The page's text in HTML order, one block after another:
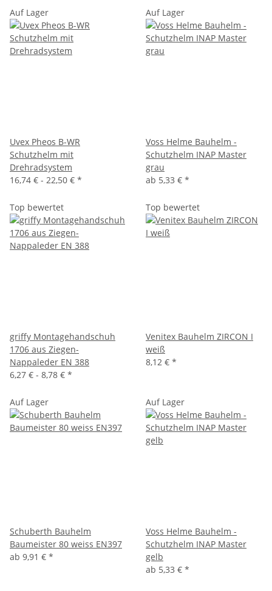
Auf Lager
Uvex Pheos B-WR
Schutzhelm mit
Drehradsystem
16,74 € - 22,50 € *
Auf Lager
Voss Helme Bauhelm -
Schutzhelm INAP Master
grau
ab 5,33 € *
Top bewertet
griffy Montagehandschuh
1706 aus Ziegen-
Nappaleder EN 388
6,27 € - 8,78 € *
Top bewertet
Venitex Bauhelm ZIRCON I
weiß
8,12 € *
Auf Lager
Schuberth Bauhelm
Baumeister 80 weiss EN397
ab 9,91 € *
Auf Lager
Voss Helme Bauhelm -
Schutzhelm INAP Master
gelb
ab 5,33 € *